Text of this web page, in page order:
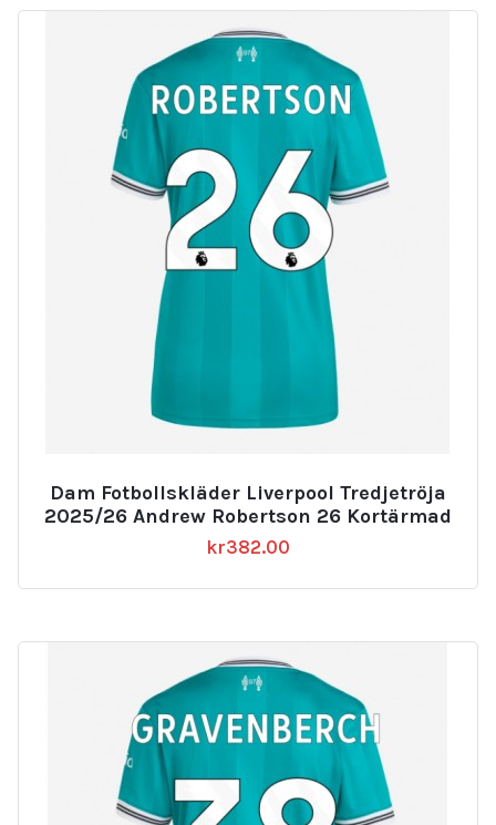
Dam Fotbollskläder Liverpool Tredjetröja
2025/26 Andrew Robertson 26 Kortärmad
kr382.00